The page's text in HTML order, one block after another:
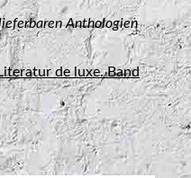
Anthologien
de luxe. Band